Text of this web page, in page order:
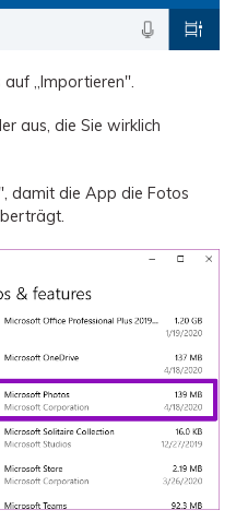
auf „Importieren".
aus, die Sie wirklich
damit die App die Fotos